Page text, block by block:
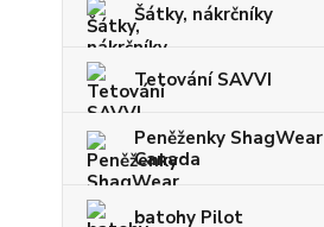
Šátky, nákrčníky
Tetování SAVVI
Peněženky ShagWear
Canada
batohy Pilot